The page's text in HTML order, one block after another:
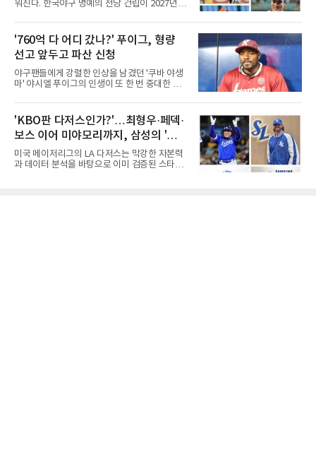
룹(8언더파 136타)과는 한 타 차다.이 대회는 그
받았으나, 지난해 상금순위 75위에 그쳐 시드순
위전으로 밀렸고 본선에서도 78위에
워진다. 한국야구 명예의 전당 건립이 2027년으
문으로 향하고 있다. "누가 한국 야구 최초의 명
예의 전당 헌액자가 될 것인가?"현재 가장 많이
거론되는 후보군은 선동열, 최동원, 이승엽, 송
진우, 그리고 김응용 감독이다. 한국 야구의 시
대별 상징성과 업적을 고려하면 충분히 설득력
있는 이름들이다.선동열은 한국 야구가 배출한
최고의 투수로 평가받는다. 해태 시절 통산 146
프로야구에서도 성공하며 한국 선수의 해외 진
출 가능성을 보여준 상징적인 존
'760억 다 어디 갔나?' 푸이그, 형량
선고 앞두고 파산 신청
야구팬들에게 강렬한 인상을 남겼던 '쿠바 야생
마' 야시엘 푸이그의 인생이 또 한 번 중대한 갈
거액을 벌었던 푸이그가 연방 사건 선고를 앞두
고 파산보호를 신청했다.푸이그는 최근 미국 플
로리다 파산 법원에 챕터11 파산보호 신청을 냈
다. 챕터11은 기업이나 개인이 채권자들과 협의
를 통해 재정 구조를 재편할 수 있도록 돕는 제도
다.미 매체들에 따르면 푸이그의 자산 규모는
1000만~5000만 달러(약 146억~730억 원), 부
'KBO판 다저스인가?'…최형우·페덱·
보스 이어 미야모리까지, 삼성의 '스펙
만렙' 승부수
미국 메이저리그의 LA 다저스는 막강한 자본력
과 데이터 분석을 바탕으로 이미 검증된 스타들